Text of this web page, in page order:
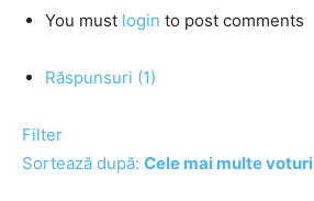
You must login to post comments
Răspunsuri (1)
Filter
Sortează după: Cele mai multe voturi